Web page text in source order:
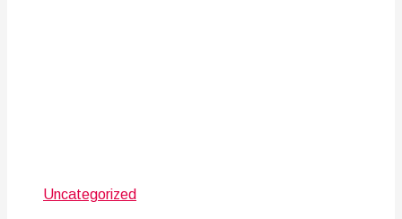
Uncategorized